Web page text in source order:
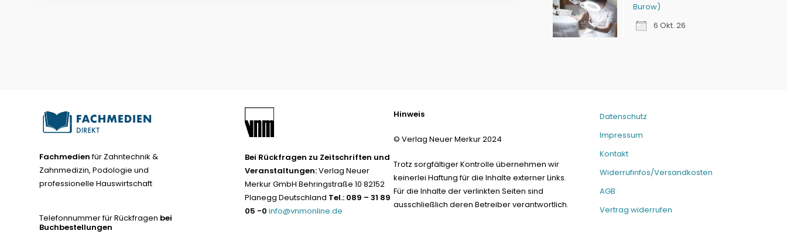
Burow)
6 Okt. 26
Fachmedienfür Zahntechnik &
Zahnmedizin, Podologie und
professionelle Hauswirtschaft
Telefonnummer für Rückfragen bei
Buchbestellungen
Bei Rückfragen zu Zeitschriften und
Veranstaltungen:Verlag Neuer
Merkur GmbH Behringstraße 10 82152
Planegg Deutschland Tel.: 089 – 31 89
05 -0 info@vnmonline.de
Hinweis
© Verlag Neuer Merkur 2024
Trotz sorgfältiger Kontrolle übernehmen wir
keinerlei Haftung für die Inhalte externer Links.
Für die Inhalte der verlinkten Seiten sind
ausschließlich deren Betreiber verantwortlich.
Datenschutz
Impressum
Kontakt
Widerrufinfos/Versandkosten
AGB
Vertrag widerrufen